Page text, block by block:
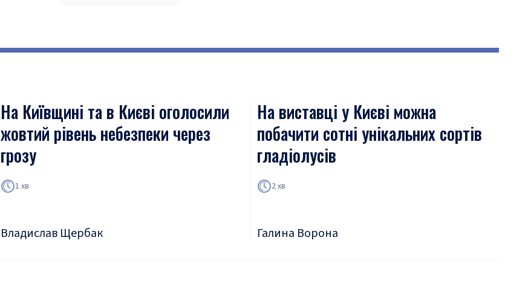
На Київщині та в Києві оголосили
жовтий рівень небезпеки через
грозу
1 хв
Владислав Щербак
На виставці у Києві можна
побачити сотні унікальних сортів
гладіолусів
2 хв
Галина Ворона